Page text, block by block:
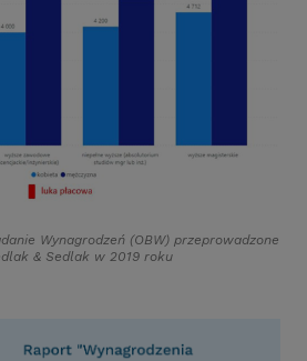
Wynagrodzeń (OBW) przeprowadzone
&Sedlak w 2019 roku